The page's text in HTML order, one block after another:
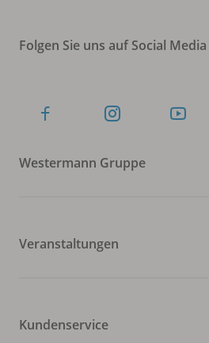
Folgen Sie uns auf Social Media
Westermann Gruppe
Veranstaltungen
Kundenservice